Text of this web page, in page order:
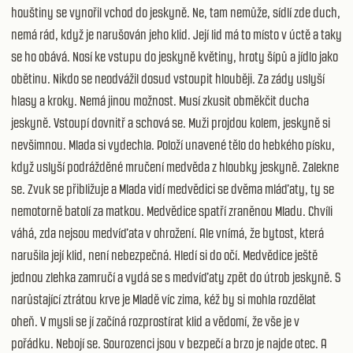
houštiny se vynořil vchod do jeskyně. Ne, tam nemůže, sídlí zde duch,
nemá rád, když je narušován jeho klid. Její lid má to místo v úctě a taky
se ho obává. Nosí ke vstupu do jeskyně květiny, hroty šípů a jídlo jako
obětinu. Nikdo se neodvážil dosud vstoupit hlouběji. Za zády uslyší
hlasy a kroky. Nemá jinou možnost. Musí zkusit obměkčit ducha
jeskyně. Vstoupí dovnitř a schová se. Muži projdou kolem, jeskyně si
nevšimnou. Mlada si vydechla. Položí unavené tělo do hebkého písku,
když uslyší podrážděné mručení medvěda z hloubky jeskyně. Zalekne
se. Zvuk se přibližuje a Mlada vidí medvědici se dvěma mláďaty, ty se
nemotorně batolí za matkou. Medvědice spatří zraněnou Mladu. Chvíli
váhá, zda nejsou medvíďata v ohrožení. Ale vnímá, že bytost, která
narušila její klid, není nebezpečná. Hledí si do očí. Medvědice ještě
jednou zlehka zamručí a vydá se s medvíďaty zpět do útrob jeskyně. S
narůstající ztrátou krve je Mladě víc zima, kéž by si mohla rozdělat
oheň. V mysli se jí začíná rozprostírat klid a vědomí, že vše je v
pořádku. Nebojí se. Sourozenci jsou v bezpečí a brzo je najde otec. A